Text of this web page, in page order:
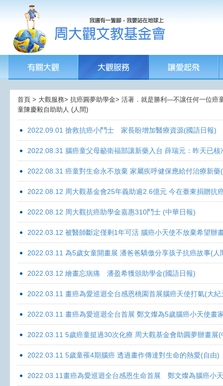
首頁 > 大觀服務> 抗癌圓夢助學金> 活著．就是勝利—不讓任何一位癌
童陳慶毅自助助人 (人間)
2022.09.01 搶救抗癌小鬥士 家長盼增加醫療資源(國語日報)
2022.08.31 腦癌童父母籲衛福部讓新藥入台 薛瑞元：昨天已
2022.08.31 癌童對生命永不放棄 家屬疾呼健保應給付治療新藥
2022.08.12 周大觀基金會25年義助逾2.6億元 今在臺東捐贈抗
2022.08.12 周大觀抗癌助學金嘉惠310鬥士 (中華日報)
2022.03.12 被醫師斷定僅剩1年可活 腦癌小天使不放棄希望辦
2022.03.11 為5歲女童開畫展 潘爸爸驕傲分享孩子抗癌故事(人
2022.03.12 繪畫忘病痛 潘盈希獲頒助學金(國語日報)
2022.03.11 畫癌為愛巡迴全台感恩桃園首展腦癌天使打氣(大紀
2022.03.11 畫癌為愛巡迴全台首展 鄭文燦為5歲腦癌小天使畫
2022.03.11 5歲癌童挺過30次化療 周大觀基金會助圓夢辦畫展
2022.03.11 5歲童罹4期腦癌 透過畫作傳達對生命的熱愛(自由)
2022.03.11畫癌為愛巡迴全台感恩生命首展 鄭文燦為腦癌小